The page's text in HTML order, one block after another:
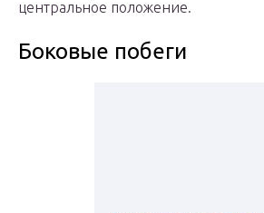
центральное положение.
Боковые побеги